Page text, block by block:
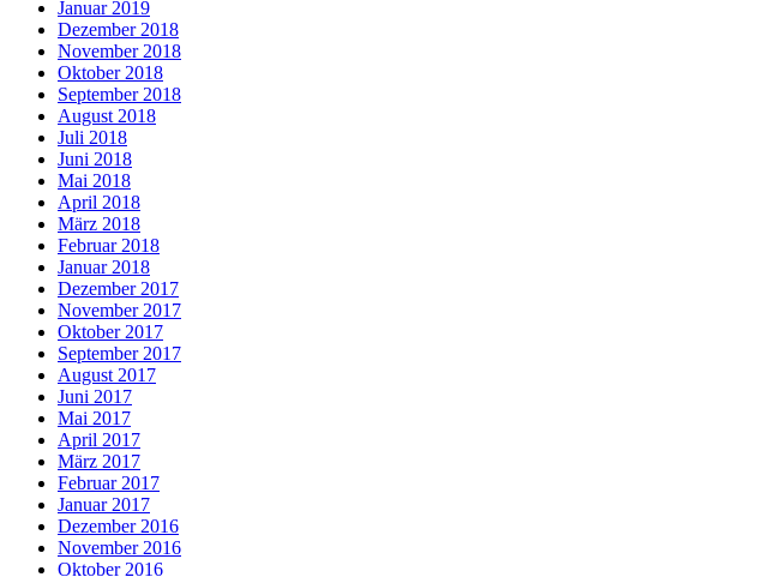
Januar 2019
Dezember 2018
November 2018
Oktober 2018
September 2018
August 2018
Juli 2018
Juni 2018
Mai 2018
April 2018
März 2018
Februar 2018
Januar 2018
Dezember 2017
November 2017
Oktober 2017
September 2017
August 2017
Juni 2017
Mai 2017
April 2017
März 2017
Februar 2017
Januar 2017
Dezember 2016
November 2016
Oktober 2016